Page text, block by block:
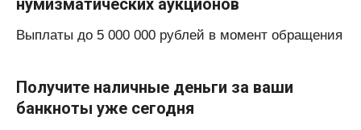
нумизматических аукционов
Выплаты до 5 000 000 рублей в момент обращения
Получите наличные деньги за ваши
банкноты уже сегодня